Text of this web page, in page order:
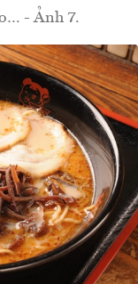
- Ảnh 7.